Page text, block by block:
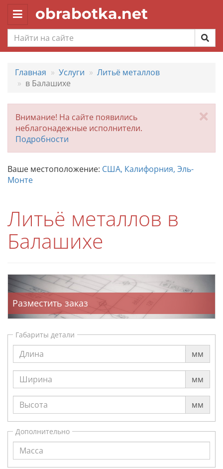
Toggle
navigation
obrabotka.net
Главная Услуги
Литьё металлов
в Балашихе
Внимание! На сайте появились
неблагонадежные исполнители.
Подробности
Ваше местоположение: США, Калифорния, Эль-
Монте
Литьё металлов в
Балашихе
Разместить заказ
Габариты детали
мм
мм
мм
Дополнительно